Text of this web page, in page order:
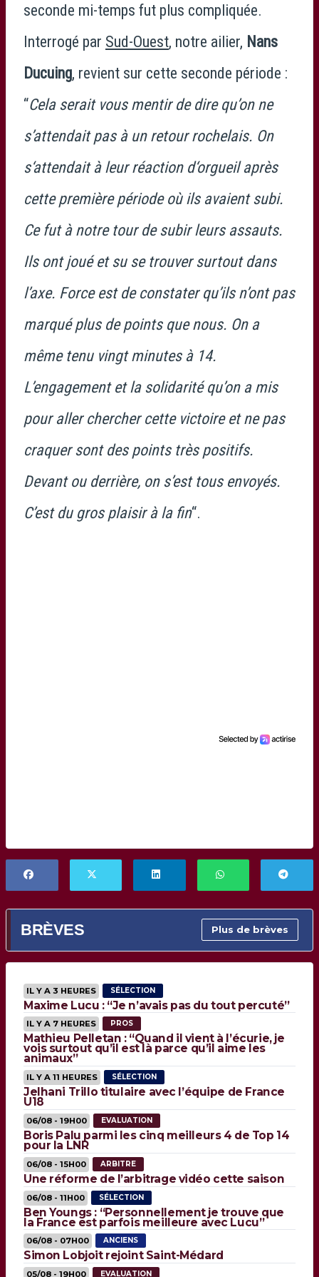
seconde mi-temps fut plus compliquée.
Interrogé par Sud-Ouest, notre ailier, Nans
Ducuing, revient sur cette seconde période :
“Cela serait vous mentir de dire qu’on ne
s’attendait pas à un retour rochelais. On
s‘attendait à leur réaction d‘orgueil après
cette première période où ils avaient subi.
Ce fut à notre tour de subir leurs assauts.
Ils ont joué et su se trouver surtout dans
l’axe. Force est de constater qu’ils n’ont pas
marqué plus de points que nous. On a
même tenu vingt minutes à 14.
L’engagement et la solidarité qu’on a mis
pour aller chercher cette victoire et ne pas
craquer sont des points très positifs.
Devant ou derrière, on s’est tous envoyés.
C’est du gros plaisir à la fin“.
BRÈVES Plus de brèves
IL Y A 3 HEURES SÉLECTION
Maxime Lucu : “Je n’avais pas du tout percuté”
IL Y A 7 HEURES PROS
Mathieu Pelletan : “Quand il vient à l’écurie, je
vois surtout qu’il est là parce qu’il aime les
animaux”
IL Y A 11 HEURES SÉLECTION
Jelhani Trillo titulaire avec l’équipe de France
U18
06/08 - 19H00 EVALUATION
Boris Palu parmi les cinq meilleurs 4 de Top 14
pour la LNR
06/08 - 15H00 ARBITRE
Une réforme de l’arbitrage vidéo cette saison
06/08 - 11H00 SÉLECTION
Ben Youngs : “Personnellement je trouve que
la France est parfois meilleure avec Lucu”
06/08 - 07H00 ANCIENS
Simon Lobjoit rejoint Saint-Médard
05/08 - 19H00 EVALUATION